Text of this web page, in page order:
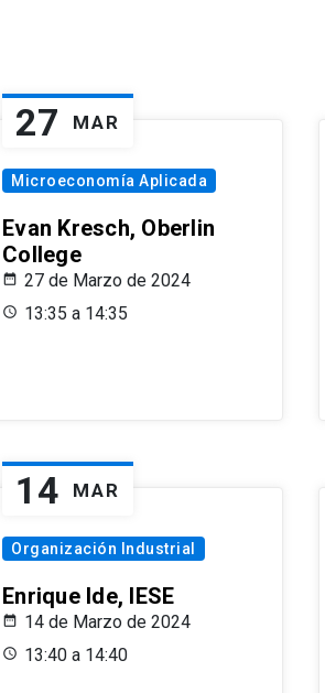
27 MAR
Microeconomía Aplicada
Evan Kresch, Oberlin
College
27 de Marzo de 2024
13:35 a 14:35
14 MAR
Organización Industrial
Enrique Ide, IESE
14 de Marzo de 2024
13:40 a 14:40